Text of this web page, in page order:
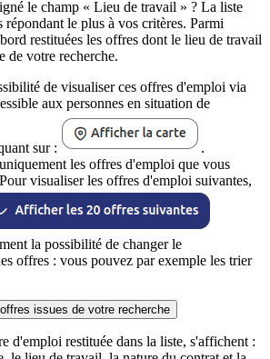
le champ « Lieu de travail » ? La liste
répondant le plus à vos critères. Parmi
restituées les offres dont le lieu de travail
de votre recherche.
de visualiser ces offres d'emploi via
aux personnes en situation de
sur :
.
les offres d'emploi que vous
visualiser les offres d'emploi suivantes,
la possibilité de changer le
offres : vous pouvez par exemple les trier
issues de votre recherche
d'emploi restituée dans la liste, s'affichent :